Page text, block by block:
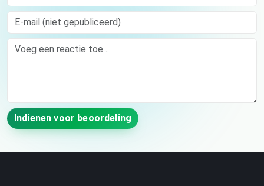
E-mail (niet gepubliceerd)
Comment
Indienen voor beoordeling